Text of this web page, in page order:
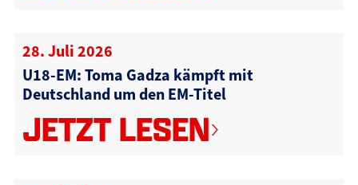
28. Juli 2026
U18-EM: Toma Gadza kämpft mit
Deutschland um den EM-Titel
JETZT LESEN